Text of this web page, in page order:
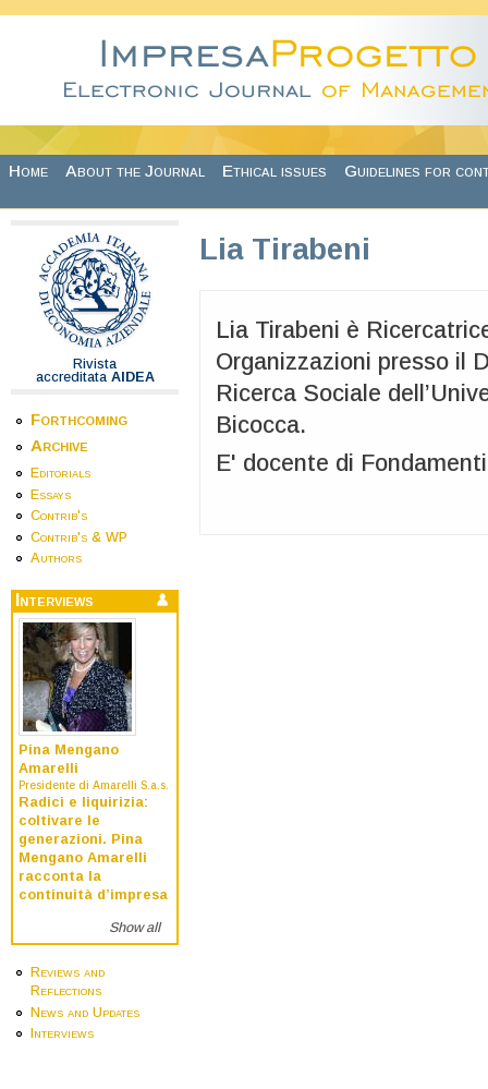
Home About the Journal Ethical issues Guidelines for
Rivista
accreditata AIDEA
Forthcoming
Archive
Editorials
Essays
Contrib's
Contrib's & WP
Authors
Interviews
Pina Mengano
Amarelli
Presidente di Amarelli S.a.s.
Radici e liquirizia:
coltivare le
generazioni. Pina
Mengano Amarelli
racconta la
continuità d’impresa
Show all
Reviews and
Reflections
News and Updates
Interviews
Lia Tirabeni
Lia Tirabeni è
Organizzazioni presso il
Ricerca Sociale
Bicocca.
E' docente di